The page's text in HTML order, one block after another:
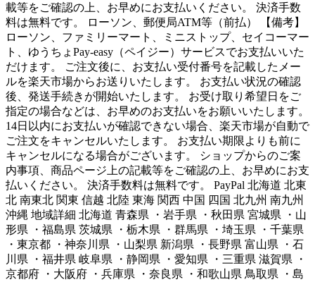
載等をご確認の上、お早めにお支払いください。 決済手数
料は無料です。 ローソン、郵便局ATM等（前払） 【備考】
ローソン、ファミリーマート、ミニストップ、セイコーマー
ト、ゆうちょPay-easy（ペイジー）サービスでお支払いいた
だけます。 ご注文後に、お支払い受付番号を記載したメー
ルを楽天市場からお送りいたします。 お支払い状況の確認
後、発送手続きが開始いたします。 お受け取り希望日をご
指定の場合などは、お早めのお支払いをお願いいたします。
14日以内にお支払いが確認できない場合、楽天市場が自動で
ご注文をキャンセルいたします。 お支払い期限よりも前に
キャンセルになる場合がございます。 ショップからのご案
内事項、商品ページ上の記載等をご確認の上、お早めにお支
払いください。 決済手数料は無料です。 PayPal 北海道 北東
北 南東北 関東 信越 北陸 東海 関西 中国 四国 北九州 南九州
沖縄 地域詳細 北海道 青森県 ・岩手県 ・秋田県 宮城県 ・山
形県 ・福島県 茨城県 ・栃木県 ・群馬県 ・埼玉県 ・千葉県
・東京都 ・神奈川県 ・山梨県 新潟県 ・長野県 富山県 ・石
川県 ・福井県 岐阜県 ・静岡県 ・愛知県 ・三重県 滋賀県 ・
京都府 ・大阪府 ・兵庫県 ・奈良県 ・和歌山県 鳥取県 ・島